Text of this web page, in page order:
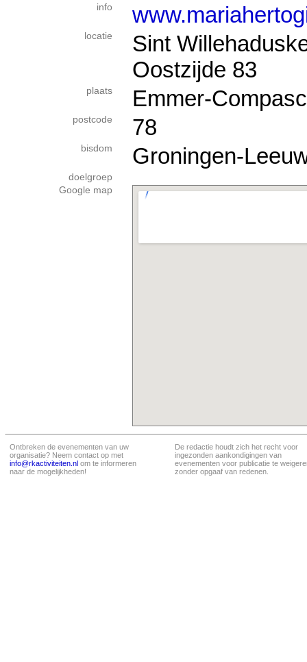
info
locatie
Sint
Oostzijde 83
plaats Emmer-
postcode 78
bisdom Groningen-
doelgroep
Google map
Ontbreken de evenementen van uw
organisatie? Neem contact op met
info@rkactiviteiten.nl om te informeren
naar de mogelijkheden!
De redactie houdt zich het recht voor
ingezonden aankondigingen van
evenementen voor publicatie te
zonder opgaaf van redenen.